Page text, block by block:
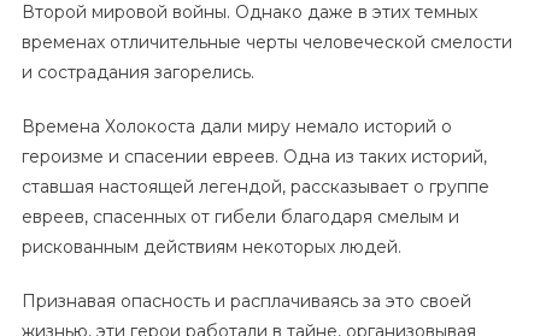
Второй мировой войны. Однако даже в этих темных
временах отличительные черты человеческой смелости
и сострадания загорелись.
Времена Холокоста дали миру немало историй о
героизме и спасении евреев. Одна из таких историй,
ставшая настоящей легендой, рассказывает о группе
евреев, спасенных от гибели благодаря смелым и
рискованным действиям некоторых людей.
Признавая опасность и расплачиваясь за это своей
жизнью, эти герои работали в тайне, организовывая